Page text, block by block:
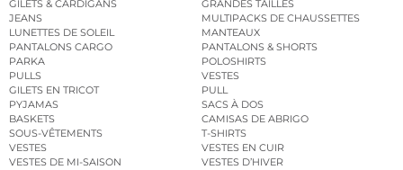
GILETS & CARDIGANS
GRANDES TAILLES
JEANS
MULTIPACKS DE CHAUSSETTES
LUNETTES DE SOLEIL
MANTEAUX
PANTALONS CARGO
PANTALONS & SHORTS
PARKA
POLOSHIRTS
PULLS
VESTES
GILETS EN TRICOT
PULL
PYJAMAS
SACS À DOS
BASKETS
CAMISAS DE ABRIGO
SOUS-VÊTEMENTS
T-SHIRTS
VESTES
VESTES EN CUIR
VESTES DE MI-SAISON
VESTES D’HIVER